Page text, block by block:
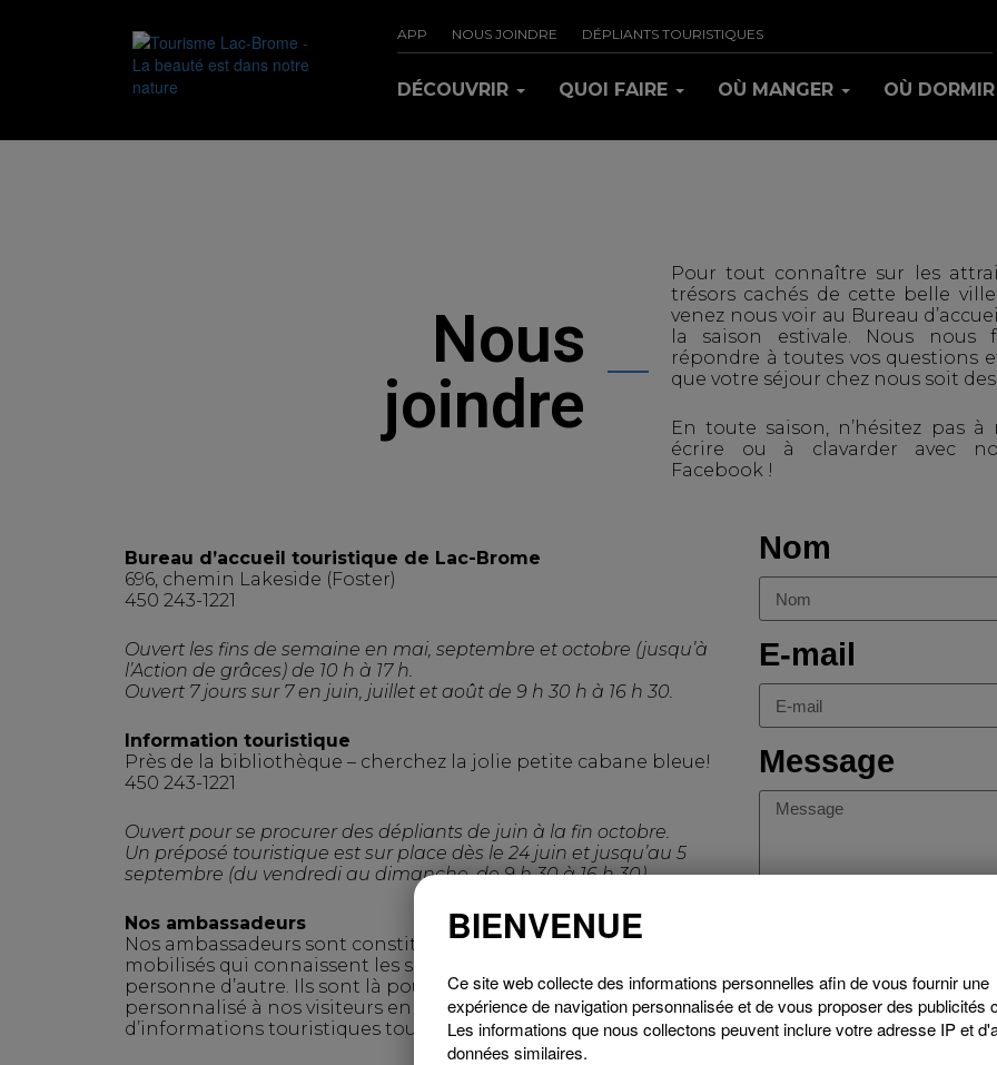
APP NOUS JOINDRE DÉPLIANTS TOURISTIQUES
DÉCOUVRIR QUOI FAIRE OÙ MANGER OÙ DORMIR
Nous
joindre
Pour tout connaître sur les
trésors cachés de cette belle ville
venez nous voir au Bureau
la saison estivale. Nous
répondre à toutes vos questions
que votre séjour chez nous soit
En toute saison, n’hésitez pas
écrire ou à clavarder avec
Facebook !
Bureau d’accueil touristique de Lac-Brome
696, chemin Lakeside (Foster)
450 243-1221
Ouvert les fins de semaine en mai, septembre et octobre (jusqu’à
l’Action de grâces) de 10 h à 17 h.
Ouvert 7 jours sur 7 en juin, juillet et août de 9 h 30 h à 16 h 30.
Information touristique
Près de la bibliothèque – cherchez la jolie petite cabane bleue!
450 243-1221
Ouvert pour se procurer des dépliants de juin à la fin octobre.
Un préposé touristique est sur place dès le 24 juin et jusqu’au 5
septembre (du vendredi au dimanche, de 9 h 30 à 16 h 30).
Nos ambassadeurs
Nos ambassadeurs sont constitués de nos commerçants les plus
mobilisés qui connaissent les secrets de Lac-Brome comme
personne d’autre. Ils sont là pour offrir un service d’accueil
personnalisé à nos visiteurs en agissant en tant que point
d’informations touristiques tout au long de l’année.
Nom
E-mail
Message
BIENVENUE
Ce site web collecte des informations personnelles afin de vous fournir une
expérience de navigation personnalisée et de vous proposer des publicités
Les informations que nous collectons peuvent inclure votre adresse IP et
données similaires.